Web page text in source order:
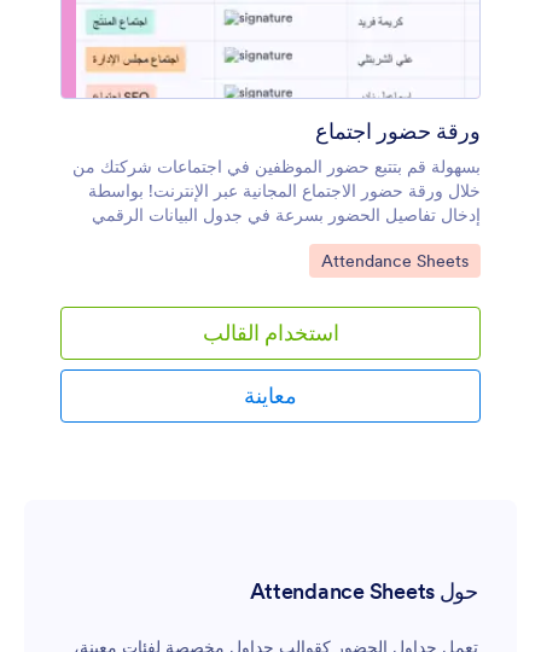
ورقة حضور اجتماع
بسهولة قم بتتبع حضور الموظفين في اجتماعات شركتك من
خلال ورقة حضور الاجتماع المجانية عبر الإنترنت! بواسطة
إدخال تفاصيل الحضور بسرعة في جدول البيانات الرقمي
الاحترافي هذا، يمكنك تخزين ومراقبة سجلات الحضور على
مستوى الشركة بدون كتابة أي كود - وهو ما يعد مثاليًا لأقسام
أيضًا تنزيل كشف حضور الاجتماع كملف CSV أو PDF أو
Excel للاحتفاظ بنسخة ورقية لسجلاتك بدون اتصال بالإنترنت!
اجعل هذا القالب يتماشى مع شركتك عن طريق تحديث
أسماء وألوان العناوين، أو إضافة علامات تبويب جديدة لأقسام
مختلفة، أو إعادة ترتيب التصميم عن طريق تحريك الصفوف
وإدارة شركتك بشكل أفضل.
انتقل إلى الفئة:
Attendance Sheets
استخدام القالب
معاينة
حول Attendance Sheets
تعمل جداول الحضور كقوالب جداول مخصصة لفئات معينة،